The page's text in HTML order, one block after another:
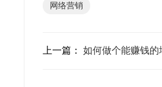
网络营销
上一篇： 如何做个能赚钱的